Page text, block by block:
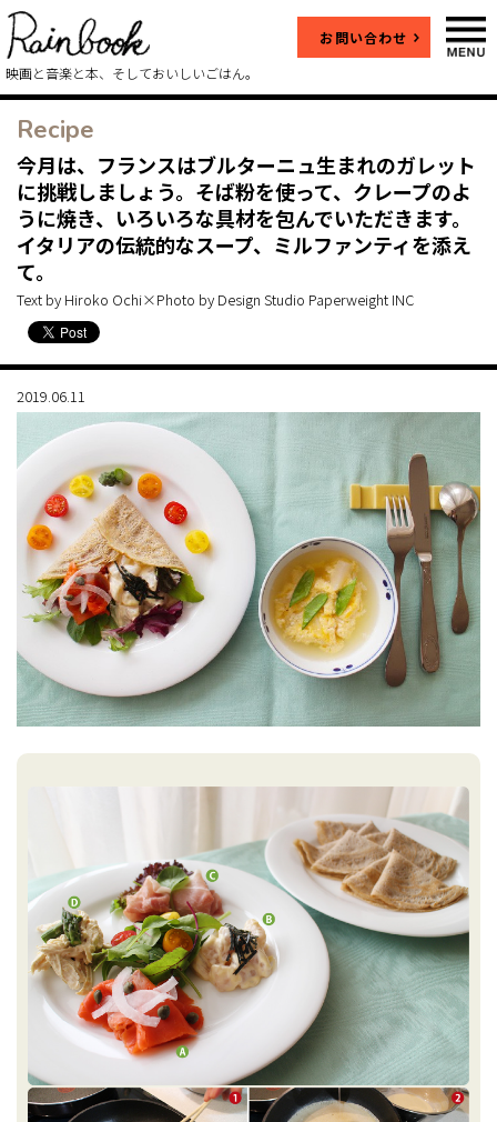
映画と音楽と本、そしておいしいごはん。
お問い合わせ
Recipe
今月は、フランスはブルターニュ生まれのガレット
に挑戦しましょう。そば粉を使って、クレープのよ
うに焼き、いろいろな具材を包んでいただきます。
イタリアの伝統的なスープ、ミルファンティを添え
て。
Text by Hiroko Ochi×Photo by Design Studio Paperweight INC
2019.06.11